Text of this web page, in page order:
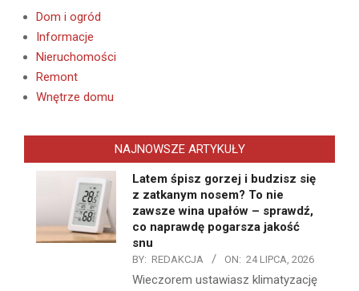
Dom i ogród
Informacje
Nieruchomości
Remont
Wnętrze domu
NAJNOWSZE ARTYKUŁY
Latem śpisz gorzej i budzisz się
z zatkanym nosem? To nie
zawsze wina upałów – sprawdź,
co naprawdę pogarsza jakość
snu
BY: REDAKCJA ON: 24 LIPCA, 2026
Wieczorem ustawiasz klimatyzację